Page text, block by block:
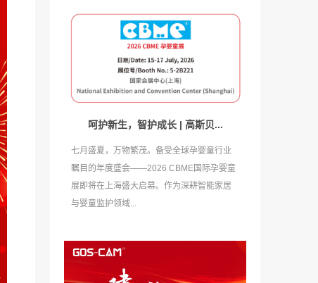
呵护新生，智护成长 | 高斯贝...
七月盛夏，万物繁茂。备受全球孕婴童行业
瞩目的年度盛会——2026 CBME国际孕婴童
展即将在上海盛大启幕。作为深耕智能家居
与婴童监护领域...